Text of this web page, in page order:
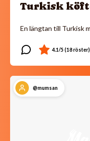
Turkisk
En längtan till Turkisk
@mumsan